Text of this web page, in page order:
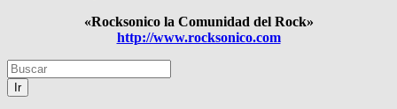
«Rocksonico la Comunidad del Rock»
http://www.rocksonico.com
Ir